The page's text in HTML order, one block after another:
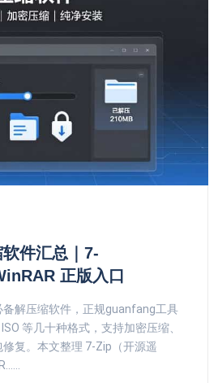
件汇总｜7-
正版入口
备解压缩软件，正规guanfang工具
等几十种格式，支持加密压缩、
复。本文整理 7-Zip（开源遥